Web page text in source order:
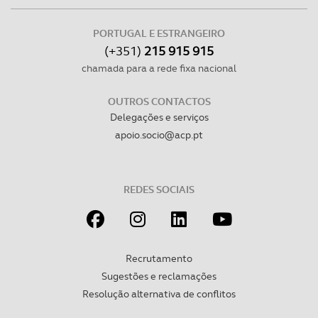
dados pessoais serão realizadas apenas com o seu
necessário no contexto dos serviços a prestar.
Realçamos que o bloqueio de certo tipo de Cookies e
experiência de navegação no Website e nos serviços
PORTUGAL E ESTRANGEIRO
(+351) 215 915 915
chamada para a rede fixa nacional
OUTROS CONTACTOS
Delegações e serviços
apoio.socio@acp.pt
REDES SOCIAIS
Recrutamento
Sugestões e reclamações
Resolução alternativa de conflitos